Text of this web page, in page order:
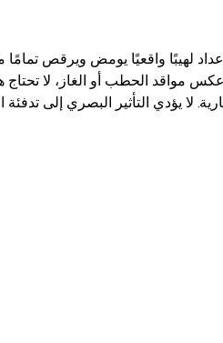
مواقد الحطب أو الغاز، لا تحتاج
لا يؤدي التأثير البصري إلى